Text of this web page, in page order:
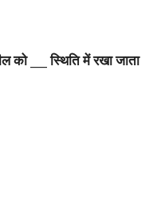
को ___स्थितिमेंरखाजाता